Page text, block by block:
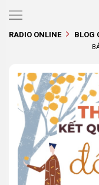
RADIO ONLINE BLOG